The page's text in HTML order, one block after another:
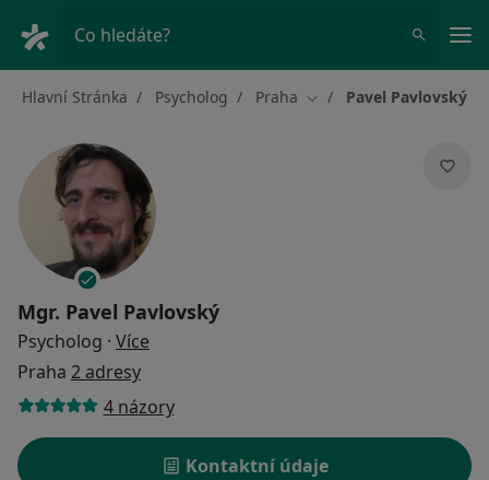
Co hledáte?
Hlavní Stránka Psycholog Praha Změna města
Pavel Pavlovský
Mgr. Pavel Pavlovský
Psycholog · Více
Praha 2 adresy
4 názory
Kontaktní údaje